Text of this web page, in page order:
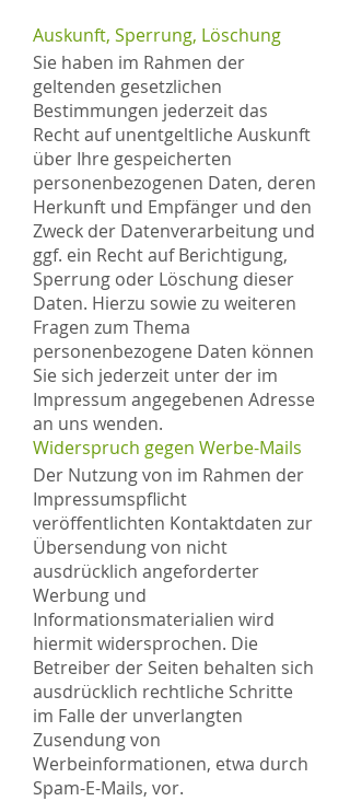
Auskunft, Sperrung, Löschung
Sie haben im Rahmen der
geltenden gesetzlichen
Bestimmungen jederzeit das
Recht auf unentgeltliche Auskunft
über Ihre gespeicherten
personenbezogenen Daten, deren
Herkunft und Empfänger und den
Zweck der Datenverarbeitung und
ggf. ein Recht auf Berichtigung,
Sperrung oder Löschung dieser
Daten. Hierzu sowie zu weiteren
Fragen zum Thema
personenbezogene Daten können
Sie sich jederzeit unter der im
Impressum angegebenen Adresse
an uns wenden.
Widerspruch gegen Werbe-Mails
Der Nutzung von im Rahmen der
Impressumspflicht
veröffentlichten Kontaktdaten zur
Übersendung von nicht
ausdrücklich angeforderter
Werbung und
Informationsmaterialien wird
hiermit widersprochen. Die
Betreiber der Seiten behalten sich
ausdrücklich rechtliche Schritte
im Falle der unverlangten
Zusendung von
Werbeinformationen, etwa durch
Spam-E-Mails, vor.